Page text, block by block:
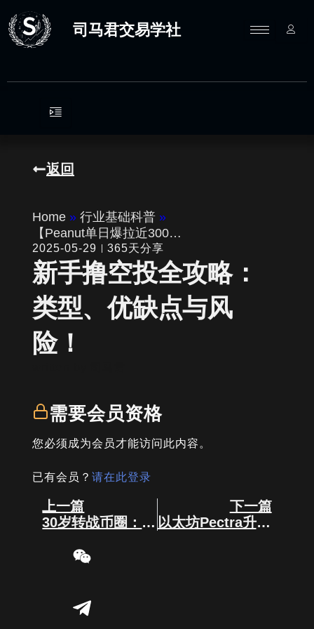
至
内
司马君交易学社
返回
Home » 行业基础科普 »
【Peanut单日爆拉近300…
2025-05-29 365天分享
新手撸空投全攻略：
类型、优缺点与风
险！
需要会员资格
您必须成为会员才能访问此内容。
已有会员？ 请在此登录
Prev
上一篇
30岁转战币圈：如何从“小白”到“赚大钱”？
下一篇
以太坊Pectra升级升了什么？